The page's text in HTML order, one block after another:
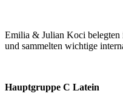
Emilia & Julian Koci belegten
und sammelten wichtige
Hauptgruppe C Latein